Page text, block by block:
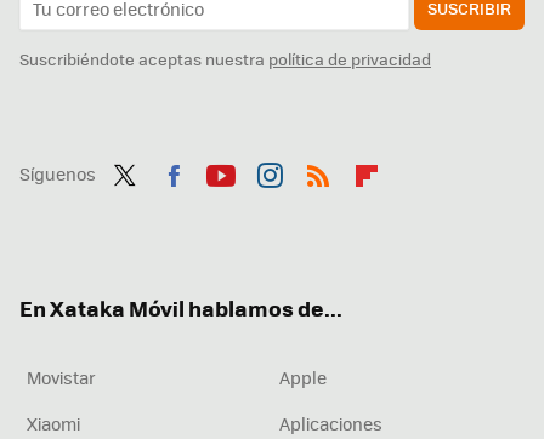
SUSCRIBIR
Suscribiéndote aceptas nuestra política de privacidad
Síguenos
En Xataka Móvil hablamos de...
Movistar
Apple
Xiaomi
Aplicaciones